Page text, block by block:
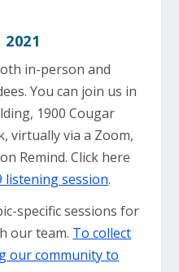
in-person and
You can join us in
1900 Cougar
virtually via a Zoom,
Remind. Click here
listening session.
specific sessions for
our team. To collect
our community to